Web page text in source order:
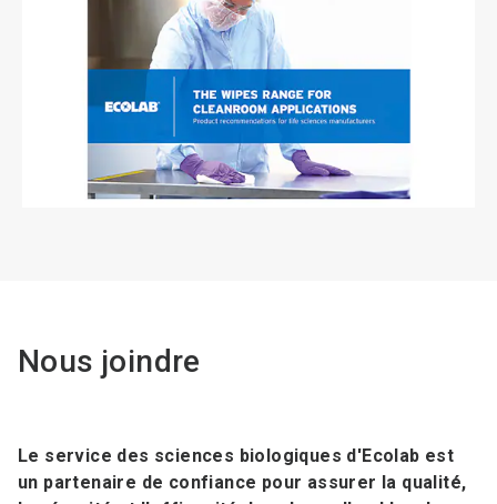
Nous joindre
Le service des sciences biologiques d'Ecolab est
un partenaire de confiance pour assurer la qualité,